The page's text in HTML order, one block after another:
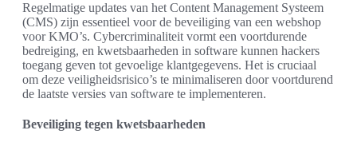
Regelmatige updates van het Content Management Systeem
(CMS) zijn essentieel voor de beveiliging van een webshop
voor KMO’s. Cybercriminaliteit vormt een voortdurende
bedreiging, en kwetsbaarheden in software kunnen hackers
toegang geven tot gevoelige klantgegevens. Het is cruciaal
om deze veiligheidsrisico’s te minimaliseren door voortdurend
de laatste versies van software te implementeren.
Beveiliging tegen kwetsbaarheden